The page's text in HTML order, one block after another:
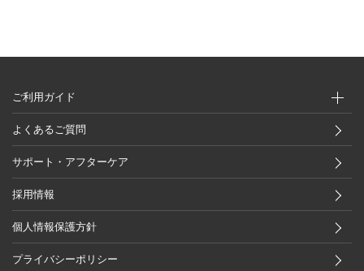
ご利用ガイド
よくあるご質問
サポート・アフターケア
採用情報
個人情報保護方針
プライバシーポリシー